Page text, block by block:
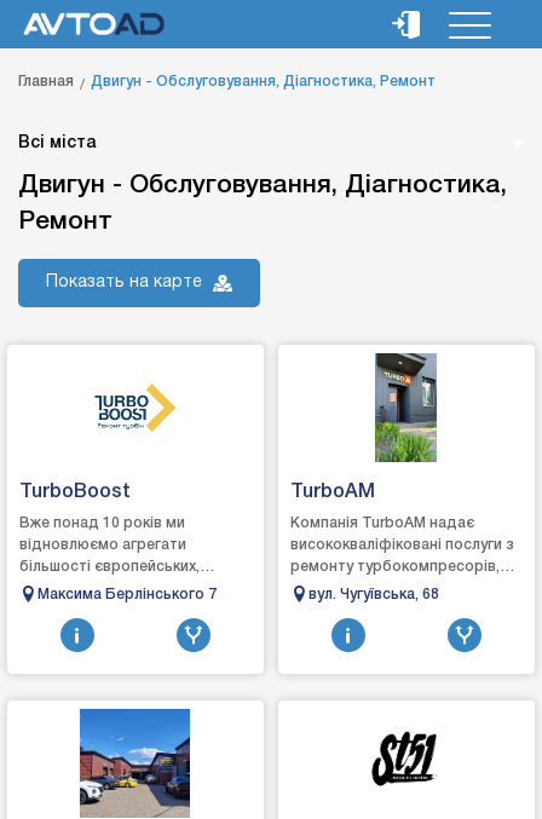
Главная Двигун - Обслуговування, Діагностика, Ремонт
Всі міста
Двигун - Обслуговування, Діагностика,
Ремонт
Показать на карте
TurboBoost
Вже понад 10 років ми
відновлюємо агрегати
більшості європейських,
японських та американських
заводську точність і
надійність....
Максима Берлінського 7
TurboAM
Компанія TurboAM надає
висококваліфіковані послуги з
ремонту турбокомпресорів,
кермових рейок та карданних
мийку сажових ...
вул. Чугуївська, 68